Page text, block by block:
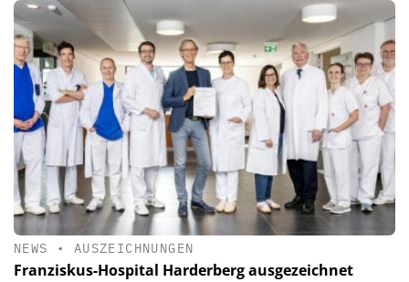
NEWS • AUSZEICHNUNGEN
Franziskus-Hospital Harderberg ausgezeichnet